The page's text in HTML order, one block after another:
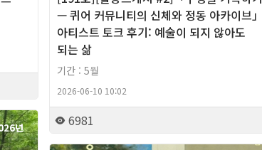
— 퀴어 커뮤니티의 신체와 정동 아카이브」
아티스트 토크 후기: 예술이 되지 않아도
되는 삶
기간 : 5월
2026-06-10 10:02
6981
년